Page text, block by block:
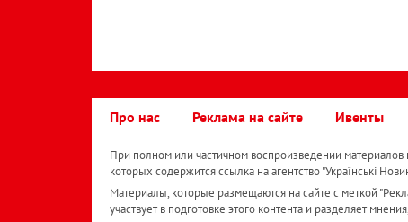
Про нас Реклама на сайте Ивенты
При полном или частичном воспроизведении
которых содержится ссылка на агентство "Українськi
Материалы, которые размещаются на сайте с меткой
участвует в подготовке этого контента и разделяет